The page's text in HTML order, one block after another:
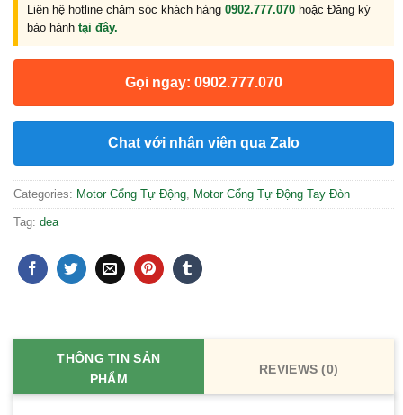
Liên hệ hotline chăm sóc khách hàng 0902.777.070 hoặc Đăng ký
bảo hành tại đây.
Gọi ngay: 0902.777.070
Chat với nhân viên qua Zalo
Categories: Motor Cổng Tự Động, Motor Cổng Tự Động Tay Đòn
Tag: dea
THÔNG TIN SẢN
PHẨM
REVIEWS (0)